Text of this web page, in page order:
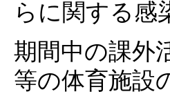
らに関する感
期間中の課外
等の体育施設